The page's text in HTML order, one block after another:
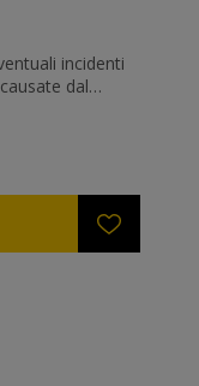
incidenti
1-3 bar.
a fuoco